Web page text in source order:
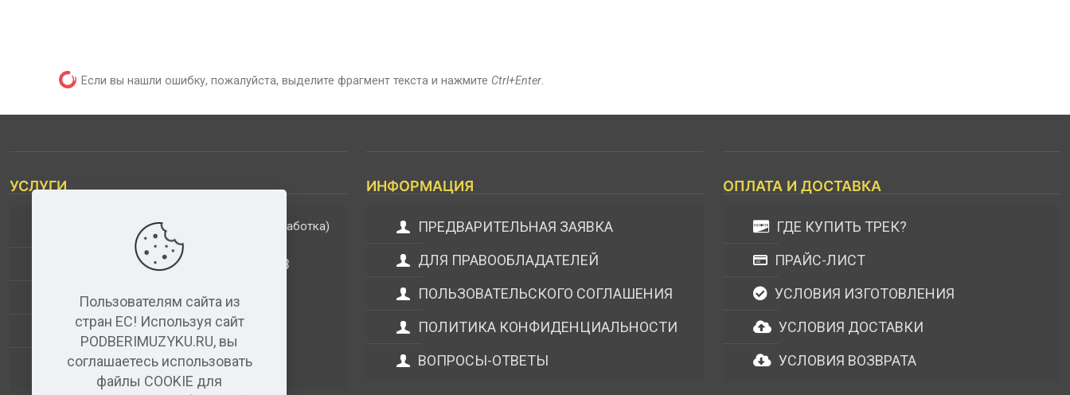
Если вы нашли ошибку, пожалуйста, выделите фрагмент текста и нажмите Ctrl+Enter.
УСЛУГИ
ДОПОЛНИТЕЛЬНЫЕ УСЛУГИ (обработка)
АНАЛИЗ МУЗЫКАЛЬНЫХ ТРЕКОВ
ВИДЕО+АУДИО
УСЛУГИ ЗВУКОЗАПИСИ
АУДИО РЕДАКТОР(бесплатный)
ИНФОРМАЦИЯ
ПРЕДВАРИТЕЛЬНАЯ ЗАЯВКА
ДЛЯ ПРАВООБЛАДАТЕЛЕЙ
ПОЛЬЗОВАТЕЛЬСКОГО СОГЛАШЕНИЯ
ПОЛИТИКА КОНФИДЕНЦИАЛЬНОСТИ
ВОПРОСЫ-ОТВЕТЫ
ОПЛАТА И ДОСТАВКА
ГДЕ КУПИТЬ ТРЕК?
ПРАЙС-ЛИСТ
УСЛОВИЯ ИЗГОТОВЛЕНИЯ
УСЛОВИЯ ДОСТАВКИ
УСЛОВИЯ ВОЗВРАТА
Пользователям сайта из
стран ЕС! Используя сайт
PODBERIMUZYKU.RU, вы
соглашаетесь использовать
файлы COOKIE для